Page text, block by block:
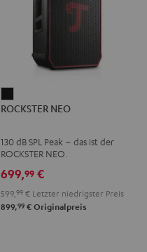
NEO
ROCKSTER NEO
130 dB SPL Peak – das ist der
ROCKSTER NEO.
699,99 €
599,99 € Letzter niedrigster Preis
899,99 € Originalpreis